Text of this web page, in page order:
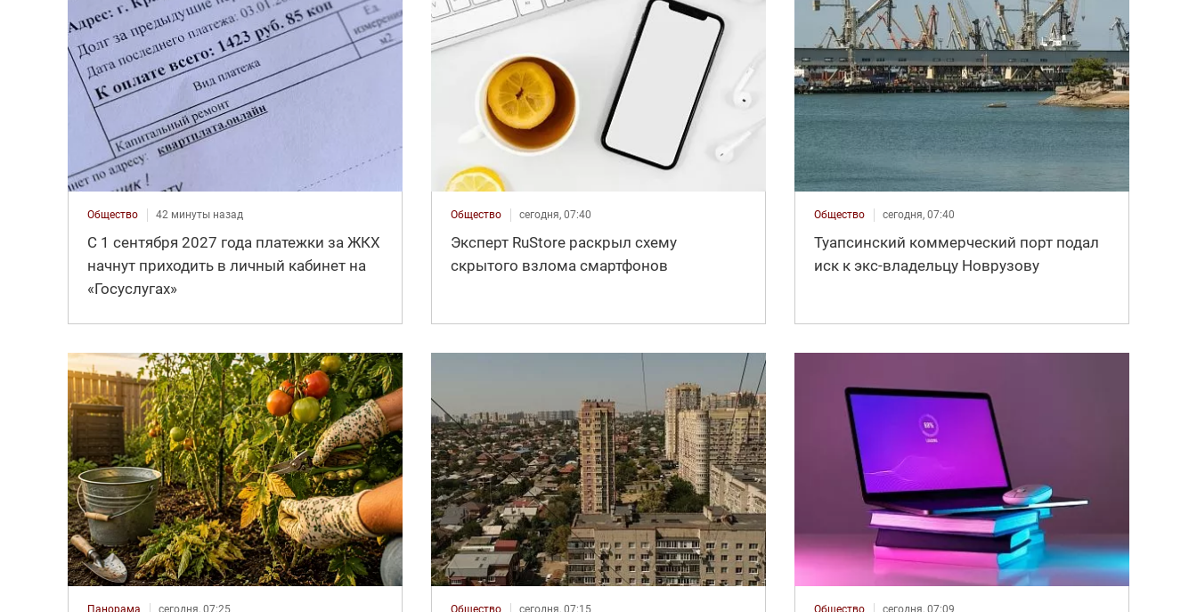
Общество 42 минуты назад
С 1 сентября 2027 года платежки за ЖКХ
начнут приходить в личный кабинет на
«Госуслугах»
Общество сегодня, 07:40
Эксперт RuStore раскрыл схему
скрытого взлома смартфонов
Общество сегодня, 07:40
Туапсинский коммерческий порт подал
иск к экс-владельцу Новрузову
Панорама сегодня, 07:25 Общество сегодня, 07:15 Общество сегодня, 07:09